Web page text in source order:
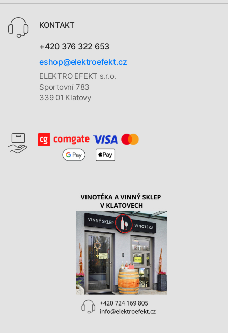
KONTAKT
+420 376 322 653
eshop@elektroefekt.cz
ELEKTRO EFEKT s.r.o.
Sportovní 783
339 01 Klatovy